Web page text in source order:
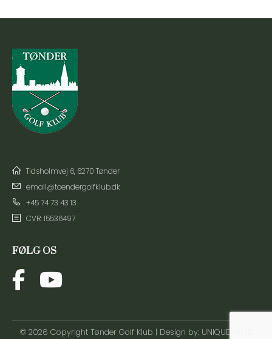
Tidsholmvej 6, 6270 Tønder
email@toendergolfklub.dk
+45 74 73 43 13
CVR: 15536497
FØLG OS
© 2026 Copyright Tønder Golf Klub | Design by: UNIQUEPIXELS